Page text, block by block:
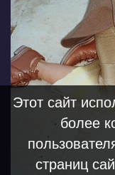
Этот сайт
более
страниц